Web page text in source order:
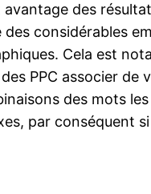
des
considérables
Cela est
PPC associer de
des mots
par conséquent